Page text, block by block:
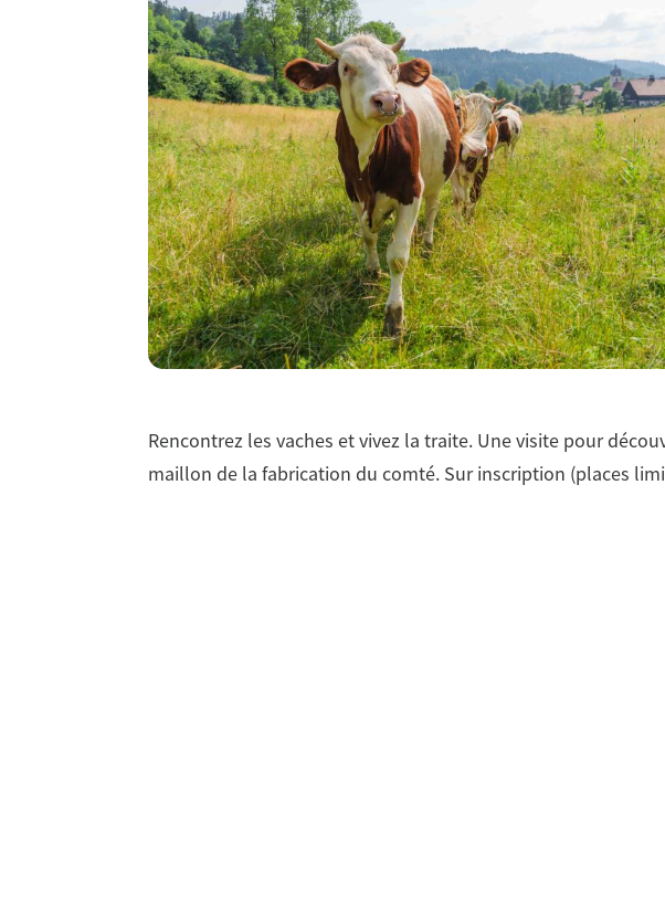
Rencontrez les vaches et vivez la traite. Une visite pour
maillon de la fabrication du comté. Sur inscription (places